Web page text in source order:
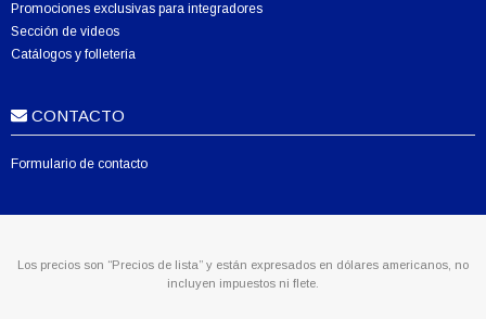
Promociones exclusivas para integradores
Sección de videos
Catálogos y folletería
CONTACTO
Formulario de contacto
Los precios son “Precios de lista” y están expresados en dólares americanos, no
incluyen impuestos ni flete.